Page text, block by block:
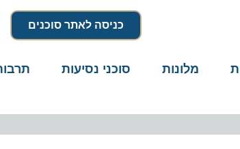
כניסה לאתר סוכנים
מלונות סוכני נסיעות